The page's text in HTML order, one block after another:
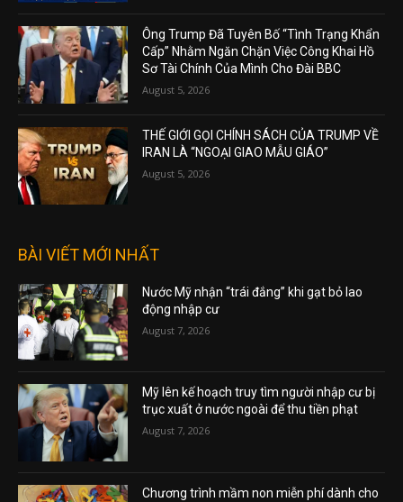
Ông Trump Đã Tuyên Bố “Tình Trạng Khẩn
Cấp” Nhằm Ngăn Chặn Việc Công Khai Hồ
Sơ Tài Chính Của Mình Cho Đài BBC
August 5, 2026
THẾ GIỚI GỌI CHÍNH SÁCH CỦA TRUMP VỀ
IRAN LÀ “NGOẠI GIAO MẪU GIÁO”
August 5, 2026
BÀI VIẾT MỚI NHẤT
Nước Mỹ nhận “trái đắng” khi gạt bỏ lao
động nhập cư
August 7, 2026
Mỹ lên kế hoạch truy tìm người nhập cư bị
trục xuất ở nước ngoài để thu tiền phạt
August 7, 2026
Chương trình mầm non miễn phí dành cho